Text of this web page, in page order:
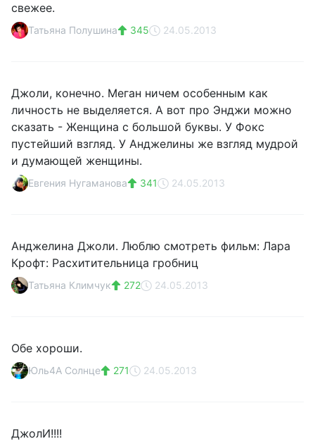
свежее.
Татьяна Полушина 345 24.05.2013
Джоли, конечно. Меган ничем особенным как
личность не выделяется. А вот про Энджи можно
сказать - Женщина с большой буквы. У Фокс
пустейший взгляд. У Анджелины же взгляд мудрой
и думающей женщины.
Евгения Нугаманова 341 24.05.2013
Анджелина Джоли. Люблю смотреть фильм: Лара
Крофт: Расхитительница гробниц
Татьяна Климчук 272 24.05.2013
Обе хороши.
Юль4А Солнце 271 24.05.2013
ДжолИ!!!!